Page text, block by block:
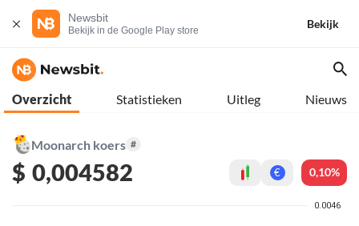
Newsbit
Bekijk in de Google Play store
Bekijk
Overzicht Statistieken Uitleg Nieuws
Moonarch koers #
$ 0,004582 € 0,10%